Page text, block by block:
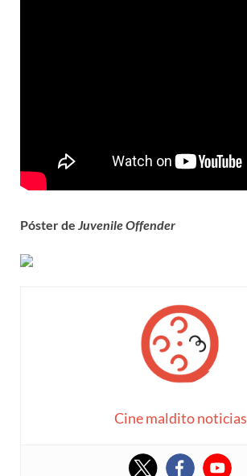
Póster de Juvenile Offender
Cine maldito noticias